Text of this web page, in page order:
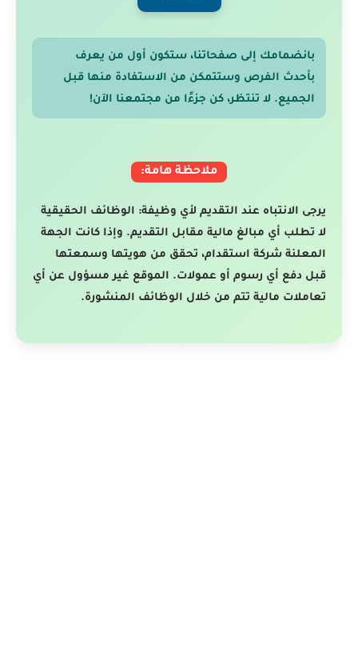
بانضمامك إلى صفحاتنا، ستكون أول من يعرف
بأحدث الفرص وستتمكن من الاستفادة منها قبل
الجميع. لا تنتظر، كن جزءًا من مجتمعنا الآن!
ملاحظة هامة:
يرجى الانتباه عند التقديم لأي وظيفة: الوظائف الحقيقية
لا تطلب أي مبالغ مالية مقابل التقديم. وإذا كانت الجهة
المعلنة شركة استقدام، تحقق من هويتها وسمعتها
قبل دفع أي رسوم أو عمولات. الموقع غير مسؤول عن أي
تعاملات مالية تتم من خلال الوظائف المنشورة.